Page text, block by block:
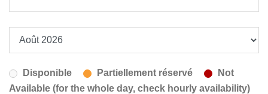
Disponible Partiellement réservé
Not
Available (for the whole day, check hourly availability)